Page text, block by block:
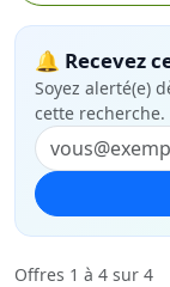
🔔 Recevez
Soyez alerté(e)
cette recherche.
Offres 1 à 4 sur 4